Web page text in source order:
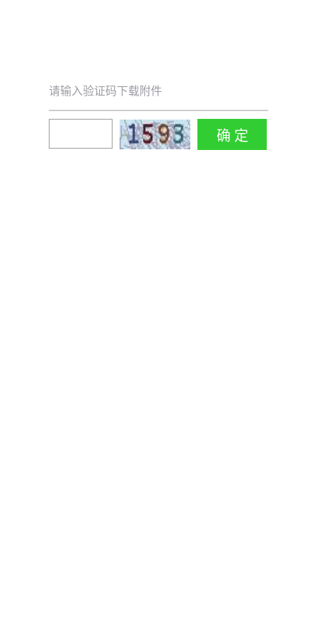
请输入验证码下载附件